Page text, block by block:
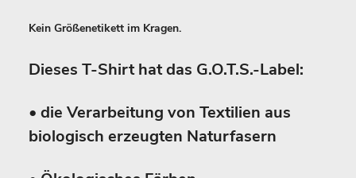
Kein Größenetikett im Kragen.
Dieses T-Shirt hat das G.O.T.S.-Label:
• die Verarbeitung von Textilien aus
biologisch erzeugten Naturfasern